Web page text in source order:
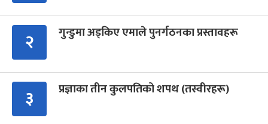
२ गुन्डुमा अड्किए एमाले पुनर्गठनका प्रस्तावहरू
३ प्रज्ञाका तीन कुलपतिको शपथ (तस्वीरहरू)